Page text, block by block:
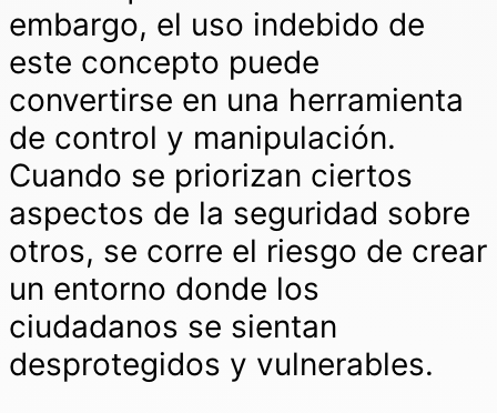
embargo, el uso indebido de
este concepto puede
convertirse en una herramienta
de control y manipulación.
Cuando se priorizan ciertos
aspectos de la seguridad sobre
otros, se corre el riesgo de crear
un entorno donde los
ciudadanos se sientan
desprotegidos y vulnerables.